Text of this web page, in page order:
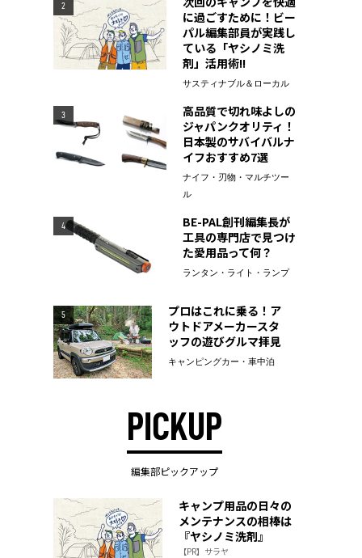
2
に過ごすために！ビー
パル編集部員が実践し
ている「ヤシノミ洗
剤」活用術!!
サスティナブル＆ローカル
3
高品質で切れ味よしの
ジャパンクオリティ！
日本製のサバイバルナ
イフおすすめ7選
ナイフ・刃物・マルチツー
ル
4
BE-PAL創刊編集長が
工具の専門店で見つけ
た愛用品って何？
ランタン・ライト・ランプ
5
プロはこれに乗る！ア
ウトドアメーカースタ
ッフの遊びグルマ拝見
キャンピングカー・車中泊
PICKUP
編集部ピックアップ
キャンプ用品の日々の
メンテナンスの相棒は
『ヤシノミ洗剤』
【PR】サラヤ